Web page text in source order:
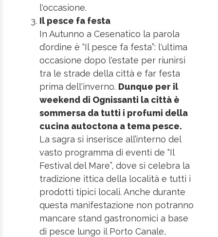
l'occasione.
Il pesce fa festa
In Autunno a Cesenatico la parola
d’ordine è “Il pesce fa festa”: l'ultima
occasione dopo l'estate per riunirsi
tra le strade della città e far festa
prima dell'inverno. Dunque per il
weekend di Ognissanti la città è
sommersa da tutti i profumi della
cucina autoctona a tema pesce.
La sagra si inserisce all’interno del
vasto programma di eventi de “Il
Festival del Mare”, dove si celebra la
tradizione ittica della località e tutti i
prodotti tipici locali. Anche durante
questa manifestazione non potranno
mancare stand gastronomici a base
di pesce lungo il Porto Canale,